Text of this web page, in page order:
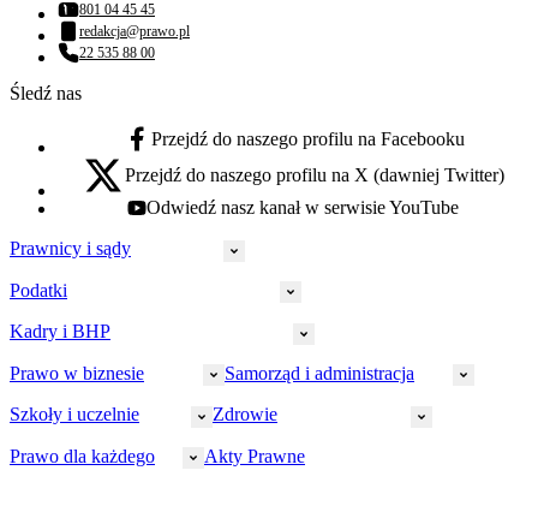
Numer telefonu:
801 04 45 45
Adres email:
redakcja@prawo.pl
Numer telefonu:
22 535 88 00
Śledź nas
facebook - otwiera się w nowej karcie
Przejdź do naszego profilu na Facebooku
x - otwiera się w nowej karcie
Przejdź do naszego profilu na X (dawniej Twitter)
youtube - otwiera się w nowej karcie
Odwiedź nasz kanał w serwisie YouTube
Prawnicy i sądy
Prawnicy
Policja
Strefa aplikanta
Sędziowie
Podatki
CIT
Akcyza
Rachunkowość
Kadry i BHP
HR
Ubezpieczenia społeczne
Prawo w biznesie
Małe i średnie firmy
Samorząd i administracja
Bezpieczeństwo publiczne
Szkoły i uczelnie Zdrowie
Prawo dla każdego Akty Prawne